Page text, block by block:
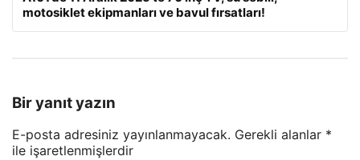
motosiklet ekipmanları ve bavul fırsatları!
Bir yanıt yazın
E-posta adresiniz yayınlanmayacak. Gerekli alanlar *
ile işaretlenmişlerdir